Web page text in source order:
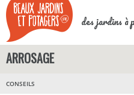
des jardins à
ARROSAGE
CONSEILS